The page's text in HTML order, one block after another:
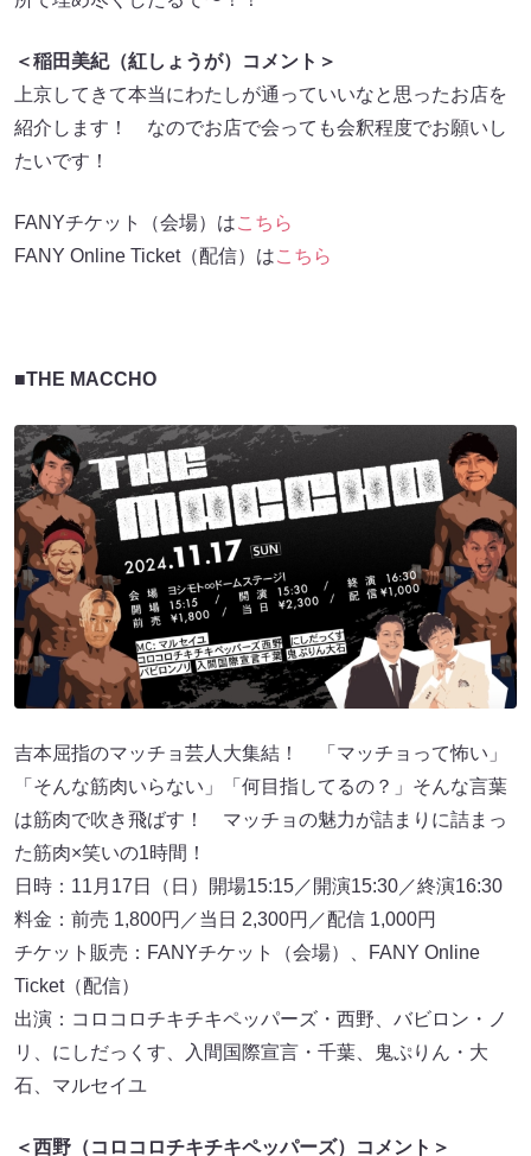
＜稲田美紀（紅しょうが）コメント＞
上京してきて本当にわたしが通っていいなと思ったお店を
紹介します！ なのでお店で会っても会釈程度でお願いし
たいです！
FANYチケット（会場）はこちら
FANY Online Ticket（配信）はこちら
■THE MACCHO
吉本屈指のマッチョ芸人大集結！ 「マッチョって怖い」
「そんな筋肉いらない」「何目指してるの？」そんな言葉
は筋肉で吹き飛ばす！ マッチョの魅力が詰まりに詰まっ
た筋肉×笑いの1時間！
日時：11月17日（日）開場15:15／開演15:30／終演16:30
料金：前売 1,800円／当日 2,300円／配信 1,000円
チケット販売：FANYチケット（会場）、FANY Online
Ticket（配信）
出演：コロコロチキチキペッパーズ・西野、バビロン・ノ
リ、にしだっくす、入間国際宣言・千葉、鬼ぷりん・大
石、マルセイユ
＜西野（コロコロチキチキペッパーズ）コメント＞